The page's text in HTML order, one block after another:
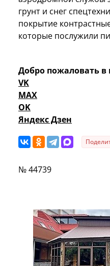
грунт и снег
покрытие
которые послужили
Добро пожаловать
VK
MAX
OK
Яндекс Дзен
№ 44739